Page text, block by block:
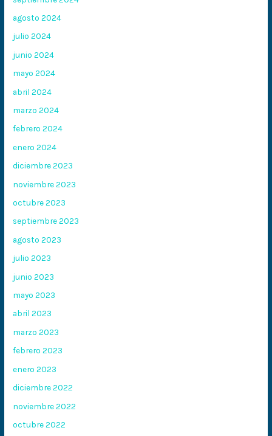
agosto 2024
julio 2024
junio 2024
mayo 2024
abril 2024
marzo 2024
febrero 2024
enero 2024
diciembre 2023
noviembre 2023
octubre 2023
septiembre 2023
agosto 2023
julio 2023
junio 2023
mayo 2023
abril 2023
marzo 2023
febrero 2023
enero 2023
diciembre 2022
noviembre 2022
octubre 2022